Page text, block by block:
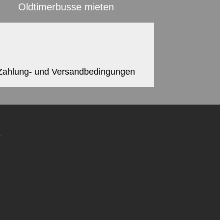
Oldtimerbusse mieten
und Versandbedingungen